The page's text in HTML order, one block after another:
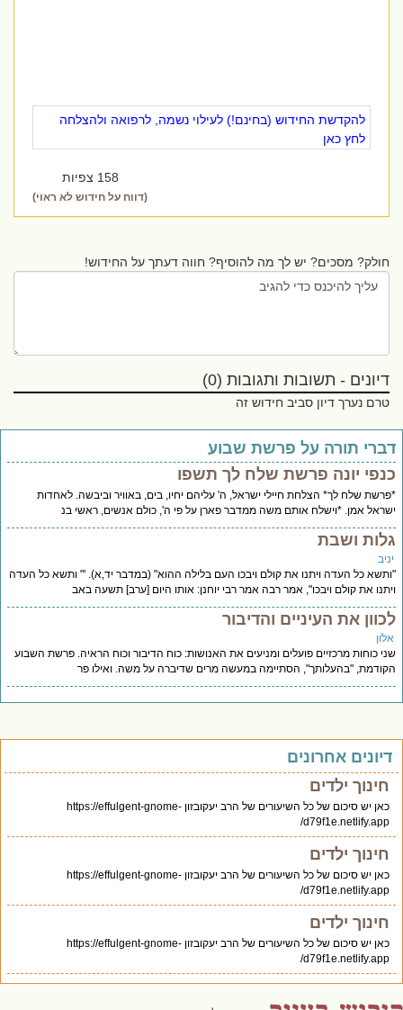
להקדשת החידוש (בחינם!) לעילוי נשמה, לרפואה ולהצלחה
לחץ כאן
158 צפיות
(דווח על חידוש לא ראוי)
חולק? מסכים? יש לך מה להוסיף? חווה דעתך על החידוש!
דיונים - תשובות ותגובות (0)
טרם נערך דיון סביב חידוש זה
תורה על פרשת שבוע
יונה פרשת שלח לך תשפו
שלח לך* הצלחת חיילי ישראל, ה' עליהם יחיו, בים, באוויר וביבשה. לאחדות
אמן. *וישלח אותם משה ממדבר פארן על פי ה', כולם אנשים, ראשי בנ
ושבת
כל העדה ויתנו את קולם ויבכו העם בלילה ההוא" (במדבר יד,א). '" ותשא כל העדה
את קולם ויבכו", אמר רבה אמר רבי יוחנן: אותו היום [ערב] תשעה באב
את העיניים והדיבור
כוחות מרכזיים פועלים ומניעים את האנושות: כוח הדיבור וכוח הראיה. פרשת השבוע
"בהעלותך", הסתיימה במעשה מרים שדיברה על משה. ואילו פר
אחרונים
חינוך ילדים
כאן יש סיכום של כל השיעורים של הרב יעקובזון https://effulgent-gnome-
d79f1e.netlify.app/
חינוך ילדים
כאן יש סיכום של כל השיעורים של הרב יעקובזון https://effulgent-gnome-
d79f1e.netlify.app/
חינוך ילדים
כאן יש סיכום של כל השיעורים של הרב יעקובזון https://effulgent-gnome-
d79f1e.netlify.app/